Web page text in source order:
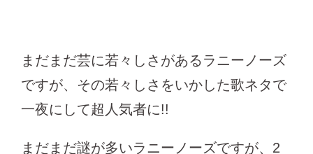
まだまだ芸に若々しさがあるラニーノーズ
ですが、その若々しさをいかした歌ネタで
一夜にして超人気者に!!
まだまだ謎が多いラニーノーズですが、2